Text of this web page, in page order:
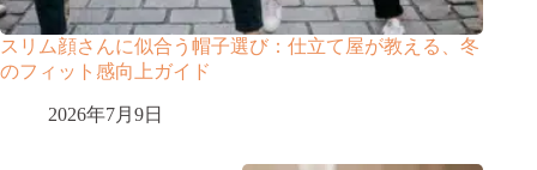
スリム顔さんに似合う帽子選び：仕立て屋が教える、冬
のフィット感向上ガイド
2026年7月9日